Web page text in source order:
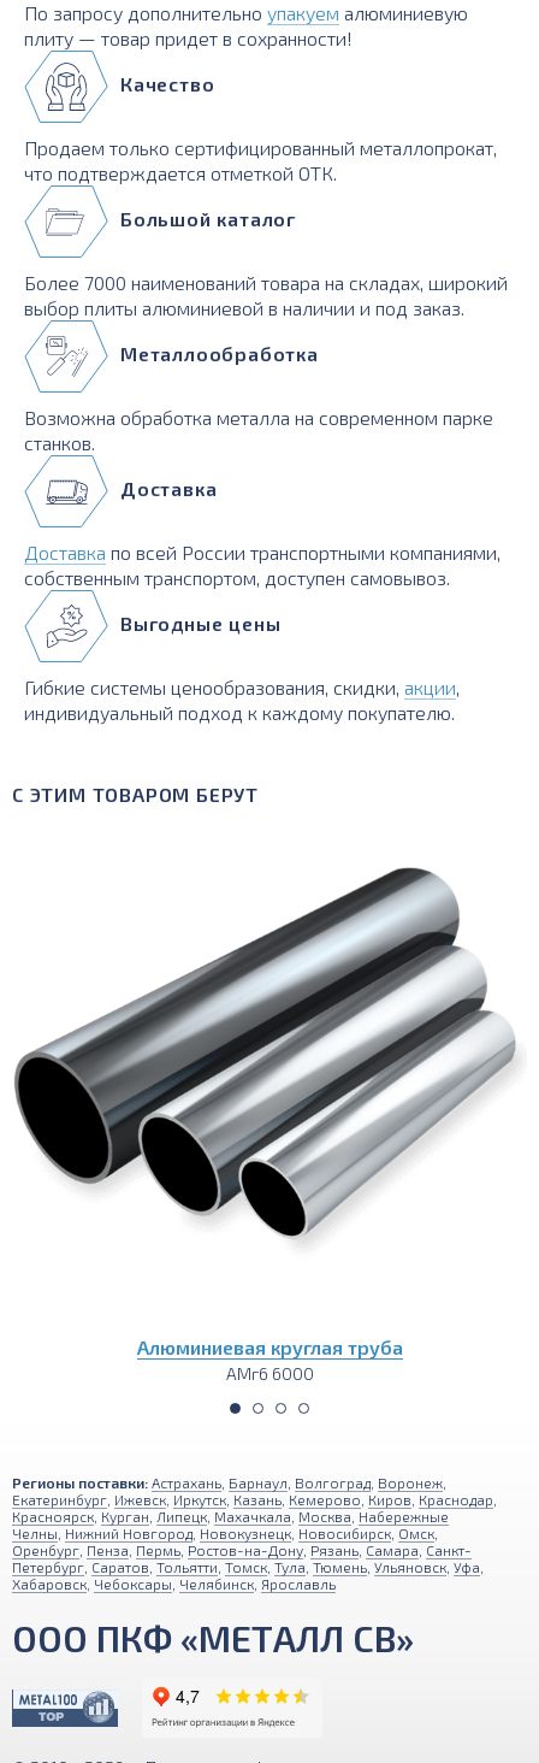
По запросу дополнительно упакуем алюминиевую
плиту — товар придет в сохранности!
Качество
Продаем только сертифицированный металлопрокат,
что подтверждается отметкой ОТК.
Большой каталог
Более 7000 наименований товара на складах, широкий
выбор плиты алюминиевой в наличии и под заказ.
Металлообработка
Возможна обработка металла на современном парке
станков.
Доставка
Доставка по всей России транспортными компаниями,
собственным транспортом, доступен самовывоз.
Выгодные цены
Гибкие системы ценообразования, скидки, акции,
индивидуальный подход к каждому покупателю.
С ЭТИМ ТОВАРОМ БЕРУТ
Алюминиевый пруток (круг)
АМг6 3000
Регионы поставки: Астрахань Барнаул Волгоград Воронеж
Екатеринбург Ижевск Иркутск Казань Кемерово Киров Краснодар
Красноярск Курган Липецк Махачкала Москва Набережные
Челны Нижний Новгород Новокузнецк Новосибирск Омск
Оренбург Пенза Пермь Ростов-на-Дону Рязань Самара Санкт-
Петербург Саратов Тольятти Томск Тула Тюмень Ульяновск Уфа
Хабаровск Чебоксары Челябинск Ярославль
ООО ПКФ «МЕТАЛЛ СВ»